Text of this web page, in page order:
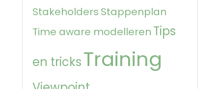
Stakeholders Stappenplan
Time aware modelleren Tips
en tricksTraining